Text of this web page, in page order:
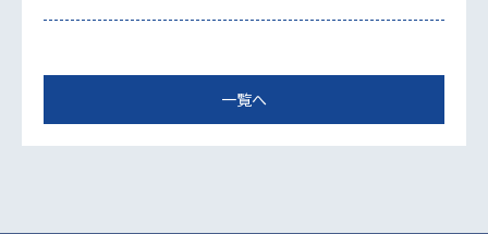
一覧へ